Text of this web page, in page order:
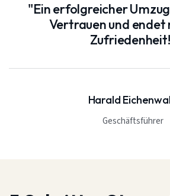
"Ein erfolgreicher
Vertrauen und endet
Harald
Geschäftsführer